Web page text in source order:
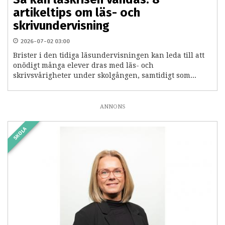
artikeltips om läs- och
skrivundervisning
2026-07-02 03:00
Brister i den tidiga läsundervisningen kan leda till att
onödigt många elever dras med läs- och
skrivsvårigheter under skolgången, samtidigt som...
ANNONS
SKOLA